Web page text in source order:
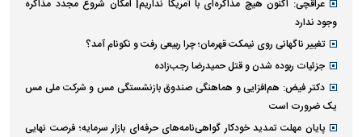
عراقچی: اکنون هیچ مذاکره‌ای با آمریکا نداریم| امکان شروع مجدد مذاکره
وجود ندارد
تغییر ناگهانی روی نیمکت قهرمان؛ چرا ربیعی رفت و نکونام آمد؟
جزئیات ربوده شدن و قتل حمیدرضا رجب‌زاده
دکتر فیض: هم‌افزایی و هماهنگی صندوق بازنشستگی مس و شرکت ملی مس
یک ضرورت است
پایان مهلت تمدید خودکار گواهی‌نامه‌های حرفه‌ای بازار سرمایه؛ فرصت نهایی